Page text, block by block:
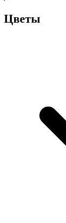
Цветы